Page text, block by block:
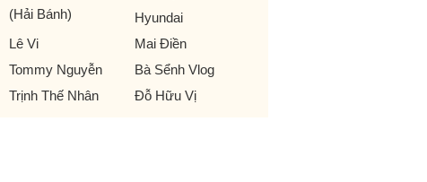
(Hải Bánh)
Hyundai
Lê Vi
Mai Điền
Tommy Nguyễn
Bà Sểnh Vlog
Trịnh Thế Nhân
Đỗ Hữu Vị